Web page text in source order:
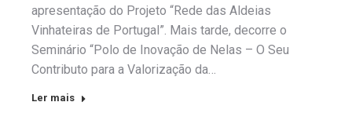
apresentação do Projeto “Rede das Aldeias
Vinhateiras de Portugal”. Mais tarde, decorre o
Seminário “Polo de Inovação de Nelas – O Seu
Contributo para a Valorização da…
Ler mais